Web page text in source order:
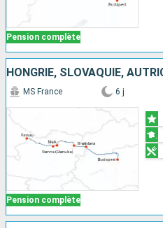
Pension complète
Pension complète
MS France 6 j